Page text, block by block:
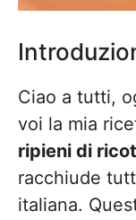
Ciao a tutti,
voi la mia
ripieni di
racchiude
italiana.